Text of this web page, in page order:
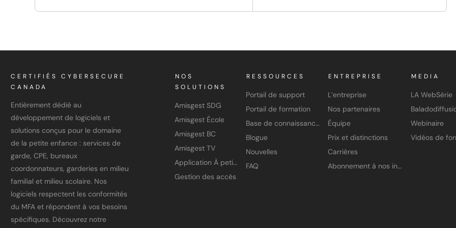
CERTIFIÉS CYBERSECURE
CANADA
Entièrement dédié au
développement de logiciels et
solutions conçus pour le domaine
de la petite enfance : services de
garde, CPE, bureaux
coordonnateurs, garderies en milieu
familial et milieu scolaire. Nos
logiciels respectent les conformités
du MFA et répondent à vos besoins
spécifiques. Découvrez notre
NOS
SOLUTIONS
Amisgest SDG
Amisgest École
Amisgest BC
Amisgest TV
Application À petits pas
Gestion des accès
RESSOURCES
Portail de support
Portail de formation
Base de connaissances
Blogue
Nouvelles
FAQ
ENTREPRISE
L’entreprise
Nos partenaires
Équipe
Prix et distinctions
Carrières
Abonnement à nos infolettres
MEDIA
LA WebSérie
Webinaire